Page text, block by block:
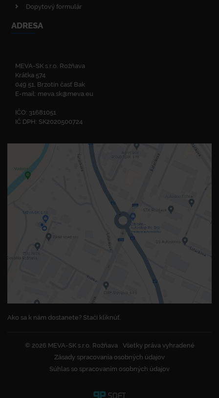
Dopytový formulár
ADRESA
MEVA-SK s.r.o. Rožňava
Krátka 574
049 51, Brzotín časť Bak
E-mail: meva.sk@meva.eu
IČO: 31681051
IČ DPH: SK2020500724
Ako sa k nám dostanete? Stačí kliknúť.
© 2026 MEVA-SK s.r.o. Rožňava
Všetky práva vyhradené
Zásady spracovania osobných údajov
Súhlas so spracovaním osobných údajov